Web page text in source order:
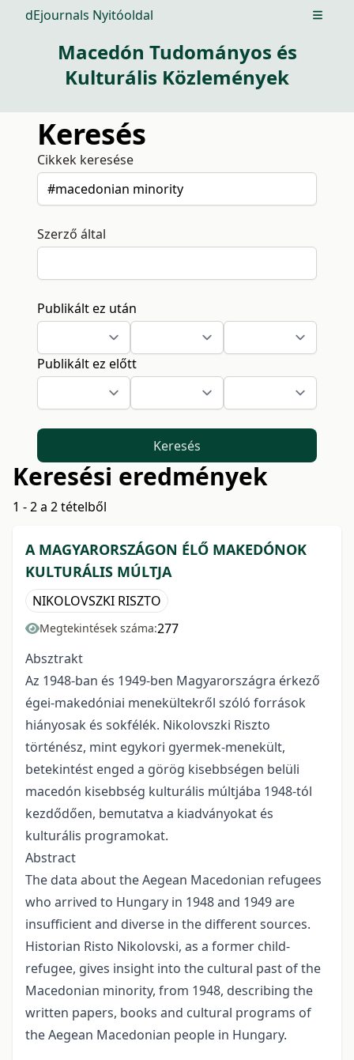
dEjournals Nyitóoldal Open
Macedón Tudományos és
Kulturális Közlemények
Keresés
Cikkek keresése
Szerző által
Publikált ez után
Publikált ez előtt
Keresés
Keresési eredmények
1 - 2 a 2 tételből
A MAGYARORSZÁGON ÉLŐ MAKEDÓNOK
KULTURÁLIS MÚLTJA
NIKOLOVSZKI RISZTO
Megtekintések száma:277
Absztrakt
Az 1948-ban és 1949-ben Magyarországra érkező
égei-makedóniai menekültekről szóló források
hiányosak és sokfélék. Nikolovszki Riszto
történész, mint egykori gyermek-menekült,
betekintést enged a görög kisebbségen belüli
macedón kisebbség kulturális múltjába 1948-tól
kezdődően, bemutatva a kiadványokat és
kulturális programokat.
Abstract
The data about the Aegean Macedonian refugees
who arrived to Hungary in 1948 and 1949 are
insufficient and diverse in the different sources.
Historian Risto Nikolovski, as a former child-
refugee, gives insight into the cultural past of the
Macedonian minority, from 1948, describing the
written papers, books and cultural programs of
the Aegean Macedonian people in Hungary.